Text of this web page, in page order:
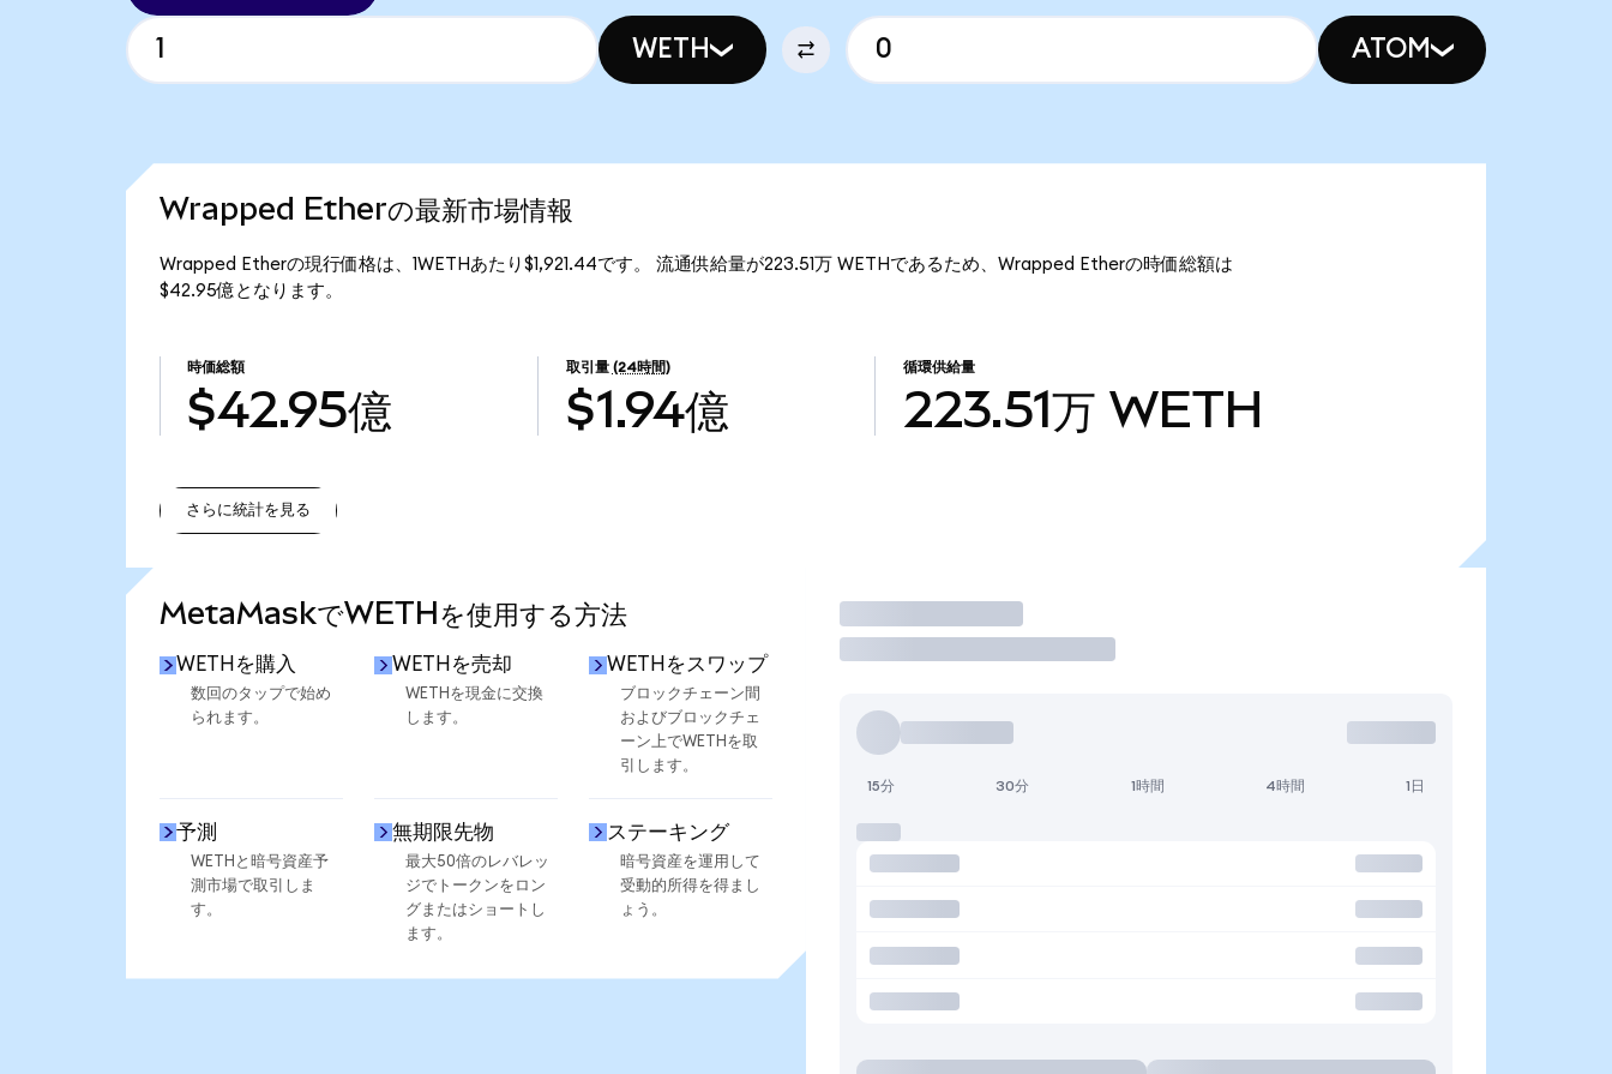
WETH ATOM
Wrapped Etherの最新市場情報
Wrapped Etherの現行価格は、1WETHあたり$1,921.44です。 流通供給量が223.51万 WETHであるため、Wrapped Etherの時価総額は
$42.95億となります。
時価総額
$42.95億
取引量 (24時間)
$1.94億
循環供給量
223.51万 WETH
さらに統計を見る
MetaMaskでWETHを使用する方法
WETHを購入
数回のタップで始め
られます。
WETHを売却
WETHを現金に交換
します。
WETHをスワップ
ブロックチェーン間
およびブロックチェ
ーン上でWETHを取
引します。
予測
WETHと暗号資産予
測市場で取引しま
す。
無期限先物
最大50倍のレバレッ
ジでトークンをロン
グまたはショートし
ます。
ステーキング
暗号資産を運用して
受動的所得を得まし
ょう。
取引
15分 30分 1時間 4時間 1日